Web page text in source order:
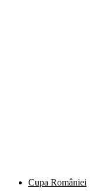
Cupa României